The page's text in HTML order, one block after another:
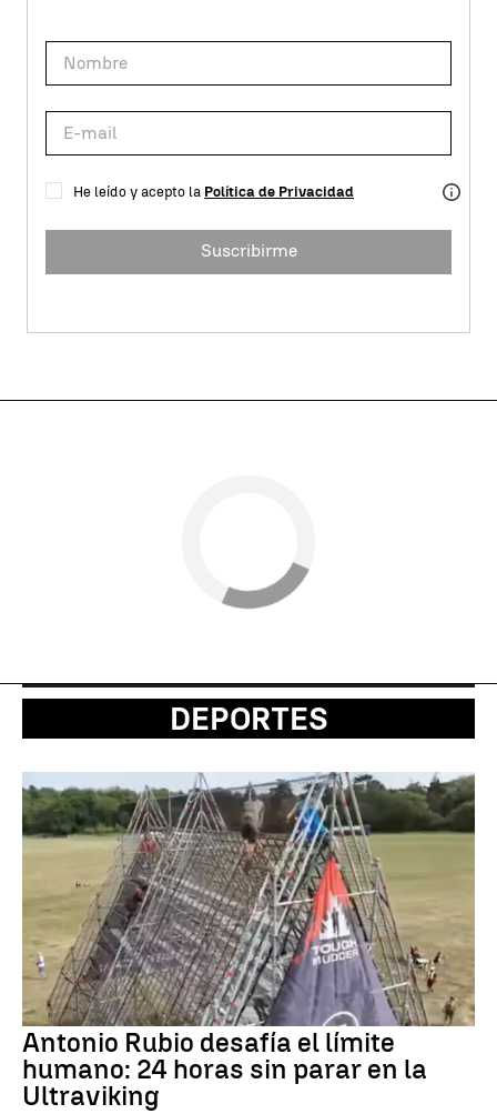
He leído y acepto la Política de Privacidad
Suscribirme
DEPORTES
Antonio Rubio desafía el límite
humano: 24 horas sin parar en la
Ultraviking